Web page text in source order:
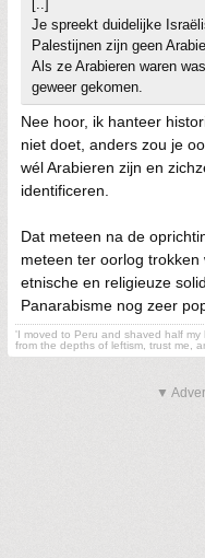
[..]
Je spreekt duidelijke
Palestijnen zijn geen
Als ze Arabieren waren
geweer gekomen.
Nee hoor, ik hanteer
niet doet, anders zou je
wél Arabieren zijn en
identificeren.
Dat meteen na de
meteen ter oorlog
etnische en religieuze
Panarabisme nog zeer
'I moved to Peru and shaved half
from the depths of leftism, trust me,
▼